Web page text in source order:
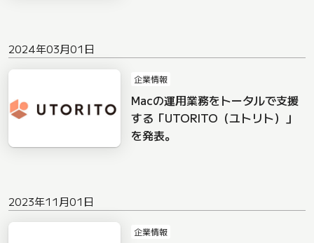
2024年03月01日
企業情報
Macの運用業務をトータルで支援
する「UTORITO（ユトリト）」
を発表。
2023年11月01日
企業情報